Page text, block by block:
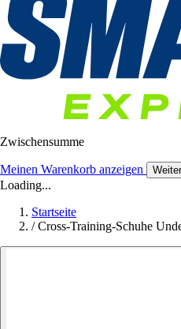
Zwischensumme
Meinen Warenkorb anzeigen
Loading...
Startseite
/ Cross-Training-Schuhe